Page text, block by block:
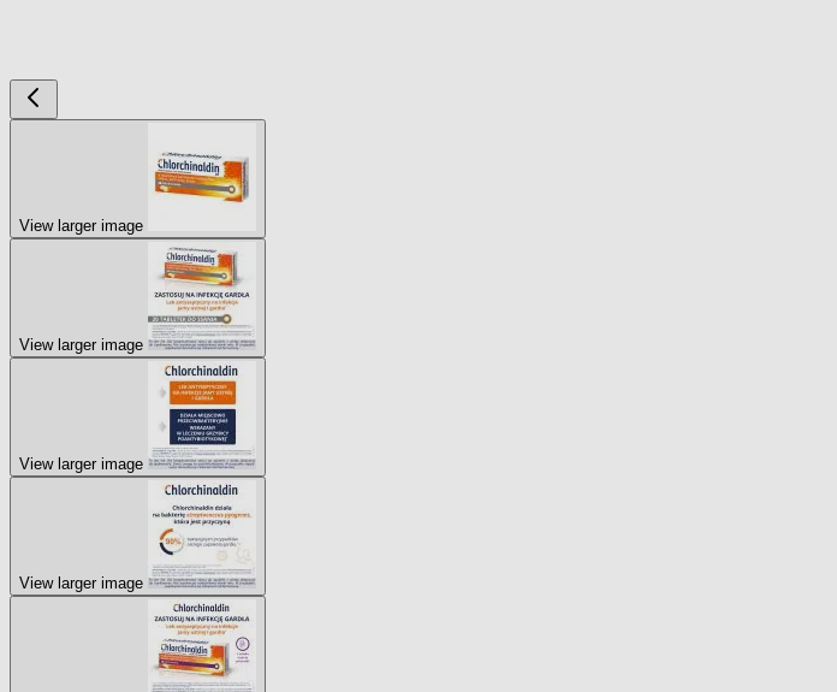
View larger image
View larger image
View larger image
View larger image